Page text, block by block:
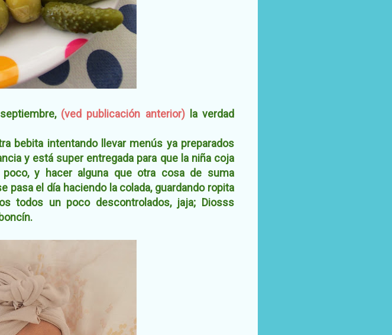
(ved publicación anterior) la verdad
bebita intentando llevar menús ya preparados
y está super entregada para que la niña coja
y hacer alguna que otra cosa de suma
pasa el día haciendo la colada, guardando ropita
todos un poco descontrolados, jaja; Diosss